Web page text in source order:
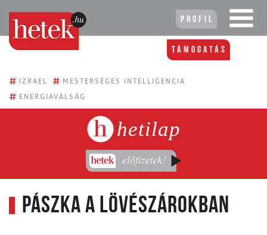
Profil
Támogatás
# IZRAEL # MESTERSÉGES INTELLIGENCIA
# ENERGIAVÁLSÁG
hetilap
Pászka a lövészárokban